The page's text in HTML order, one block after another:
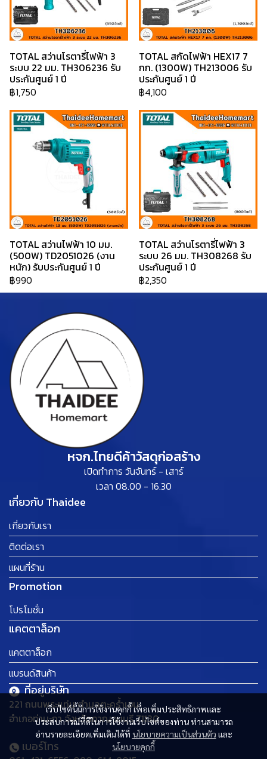
TOTAL สว่านโรตารี่ไฟฟ้า 3
ระบบ 22 มม. TH306236 รับ
ประกันศูนย์ 1 ปี
฿1,750
TOTAL สกัดไฟฟ้า HEX17 7
กก. (1300W) TH213006 รับ
ประกันศูนย์ 1 ปี
฿4,100
TOTAL สว่านไฟฟ้า 10 มม.
(500W) TD2051026 (งาน
หนัก) รับประกันศูนย์ 1 ปี
฿990
TOTAL สว่านโรตารี่ไฟฟ้า 3
ระบบ 26 มม. TH308268 รับ
ประกันศูนย์ 1 ปี
฿2,350
เว็บไซต์นี้มีการใช้งานคุกกี้ เพื่อเพิ่มประสิทธิภาพและ
ประสบการณ์ที่ดีในการใช้งานเว็บไซต์ของท่าน ท่านสามารถ
อ่านรายละเอียดเพิ่มเติมได้ที่ นโยบายความเป็นส่วนตัว และ
นโยบายคุกกี้
หจก.ไทยดีค้าวัสดุก่อสร้าง
เปิดทำการ วันจันทร์ - เสาร์
เวลา 08.00 - 16.30
เกี่ยวกับ Thaidee
เกี่ยวกับเรา
ติดต่อเรา
แผนที่ร้าน
Promotion
โปรโมชั่น
แคตตาล็อก
แคตตาล็อก
แบรนด์สินค้า
ที่อยู่บริษัท
221 ถนนพระแท่น ตำบลตะคร้ำเอน
อำเภอท่ามะกา จังหวัดกาญจนบุรี 71130
เบอร์โทร